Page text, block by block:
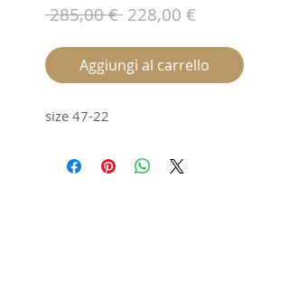
285,00 € Prezzo
228,00 €Prezzo
Aggiungi al carrello
size 47-22